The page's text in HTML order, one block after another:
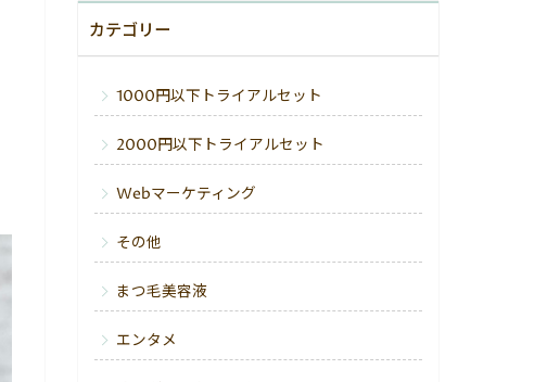
カテゴリー
1000円以下トライアルセット
2000円以下トライアルセット
Webマーケティング
その他
まつ毛美容液
エンタメ